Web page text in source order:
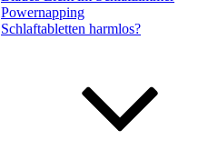
Powernapping
Schlaftabletten harmlos?